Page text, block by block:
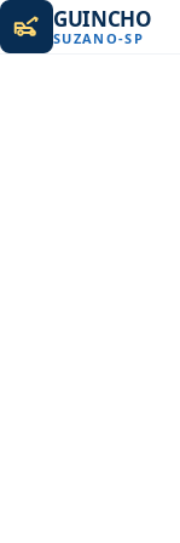
GUINCHO
SUZANO-SP